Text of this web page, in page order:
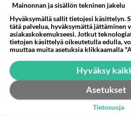
Mainonnan ja sisällön tekninen jakelu
Hyväksymällä sallit tietojesi käsittelyn.
tätä palvelua, hyväksymättä jättäminen
asiakaskokemukseesi. Jotkut
tietojen käsittelyä oikeutetulla edulla,
muuttaa muita asetuksia klikkaamalla
Hyväksy
Asetukset
Tietosuoja